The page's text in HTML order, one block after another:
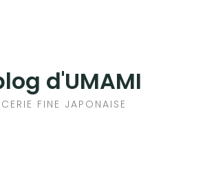
d'UMAMI
FINE JAPONAISE